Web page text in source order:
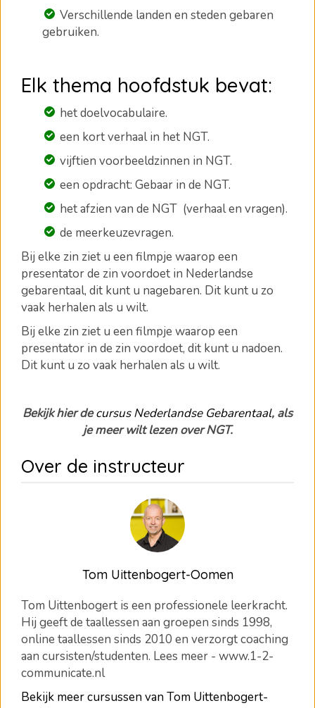
Verschillende landen en steden gebaren
gebruiken.
Elk thema hoofdstuk bevat:
het doelvocabulaire.
een kort verhaal in het NGT.
vijftien voorbeeldzinnen in NGT.
een opdracht: Gebaar in de NGT.
het afzien van de NGT (verhaal en vragen).
de meerkeuzevragen.
Bij elke zin ziet u een filmpje waarop een
presentator de zin voordoet in Nederlandse
gebarentaal, dit kunt u nagebaren. Dit kunt u zo
vaak herhalen als u wilt.
Bij elke zin ziet u een filmpje waarop een
presentator in de zin voordoet, dit kunt u nadoen.
Dit kunt u zo vaak herhalen als u wilt.
Bekijk hier decursus Nederlandse Gebarentaal, als
je meer wilt lezen over NGT.
Over de instructeur
Tom Uittenbogert-Oomen
Tom Uittenbogert is een professionele leerkracht.
Hij geeft de taallessen aan groepen sinds 1998,
online taallessen sinds 2010 en verzorgt coaching
aan cursisten/studenten. Lees meer - www.1-2-
communicate.nl
Bekijk meer cursussen van Tom Uittenbogert-